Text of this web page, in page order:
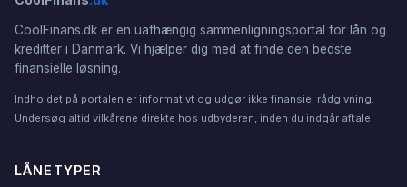
CoolFinans.dk er en uafhængig sammenligningsportal for lån og
kreditter i Danmark. Vi hjælper dig med at finde den bedste
finansielle løsning.
Indholdet på portalen er informativt og udgør ikke finansiel rådgivning.
Undersøg altid vilkårene direkte hos udbyderen, inden du indgår aftale.
LÅNETYPER